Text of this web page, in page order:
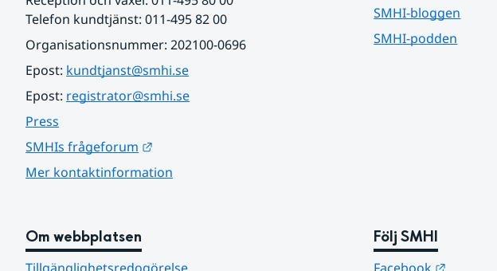
Telefon kundtjänst: 011-495 82 00
Organisationsnummer: 202100-0696
Epost: kundtjanst@smhi.se
Epost: registrator@smhi.se
Press
SMHIs frågeforum
Mer kontaktinformation
SMHI-bloggen
SMHI-podden
Om webbplatsen Följ SMHI